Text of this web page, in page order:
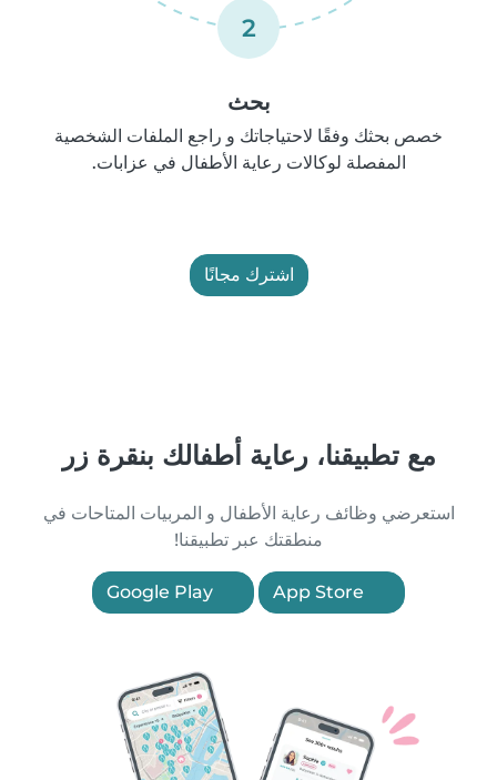
2
بحث
خصص بحثك وفقًا لاحتياجاتك و راجع الملفات الشخصية
المفصلة لوكالات رعاية الأطفال في عزابات.
اشترك مجانًا
مع تطبيقنا، رعاية أطفالك بنقرة زر
استعرضي وظائف رعاية الأطفال و المربيات المتاحات في
منطقتك عبر تطبيقنا!